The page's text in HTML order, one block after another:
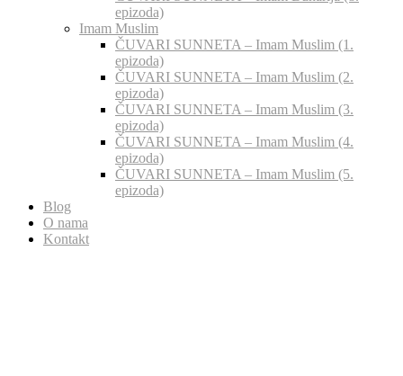
epizoda)
Imam Muslim
ČUVARI SUNNETA – Imam Muslim (1.
epizoda)
ČUVARI SUNNETA – Imam Muslim (2.
epizoda)
ČUVARI SUNNETA – Imam Muslim (3.
epizoda)
ČUVARI SUNNETA – Imam Muslim (4.
epizoda)
ČUVARI SUNNETA – Imam Muslim (5.
epizoda)
Blog
O nama
Kontakt